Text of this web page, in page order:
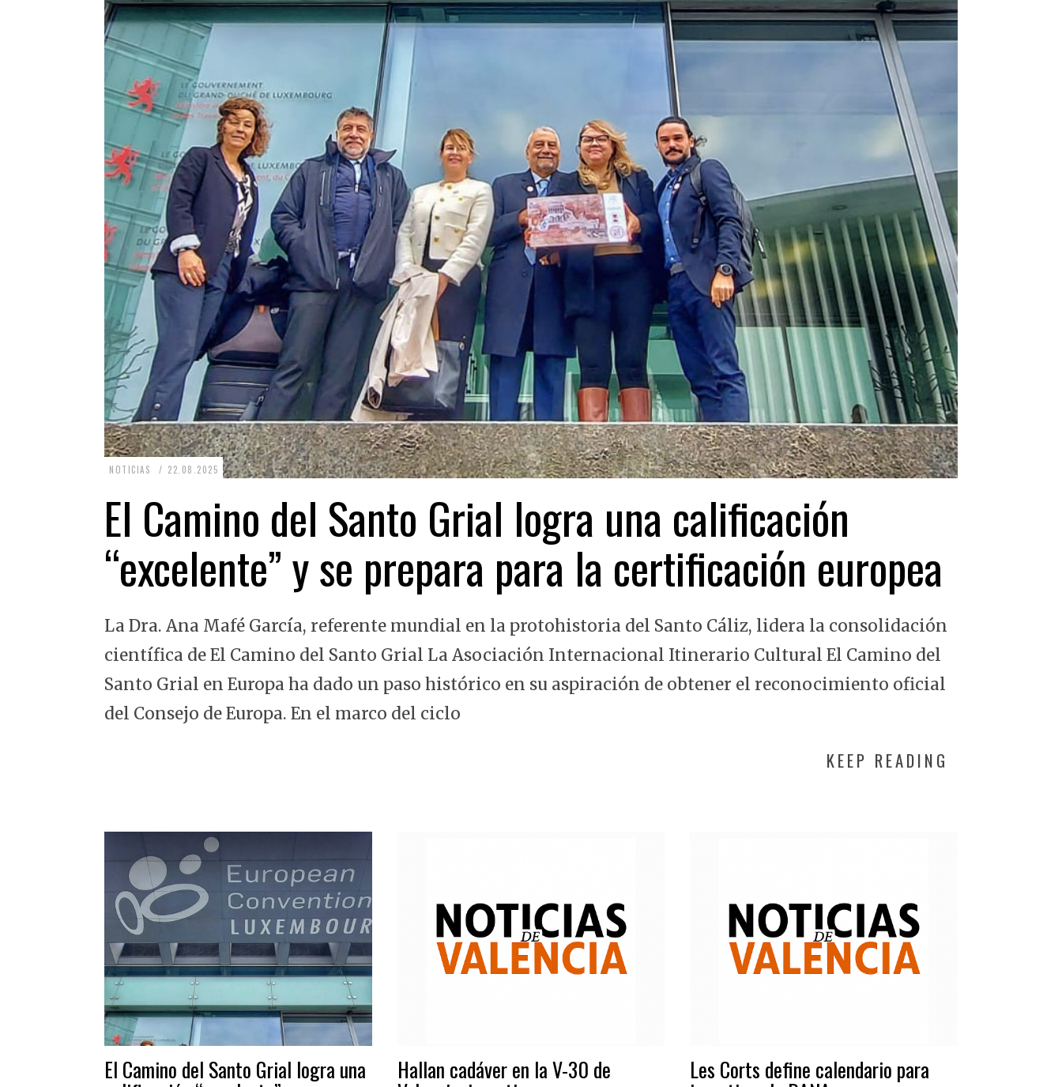
NOTICIAS 22.08.2025 2
.
0
0
2
El Camino del Santo Grial logra una calificación
“excelente” y se prepara para la certificación europea
La Dra. Ana Mafé García, referente mundial en la protohistoria del Santo Cáliz, lidera la consolidación
científica de El Camino del Santo Grial La Asociación Internacional Itinerario Cultural El Camino del
Santo Grial en Europa ha dado un paso histórico en su aspiración de obtener el reconocimiento oficial
del Consejo de Europa. En el marco del ciclo
KEEP READING
El Camino del Santo Grial logra una Hallan cadáver en la V-30 de Les Corts define calendario para